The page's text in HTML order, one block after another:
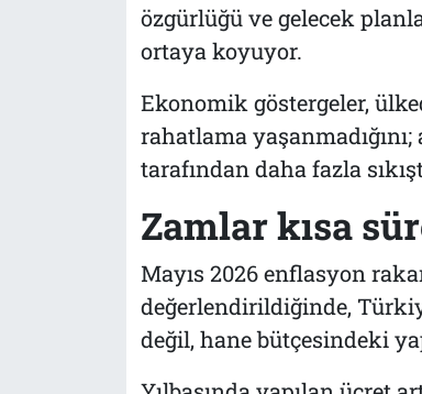
özgürlüğü ve gelecek
ortaya koyuyor.
Ekonomik göstergeler,
rahatlama
tarafından daha fazla
Zamlar kısa
Mayıs 2026 enflasyon
değerlendirildiğinde,
değil, hane bütçesindeki